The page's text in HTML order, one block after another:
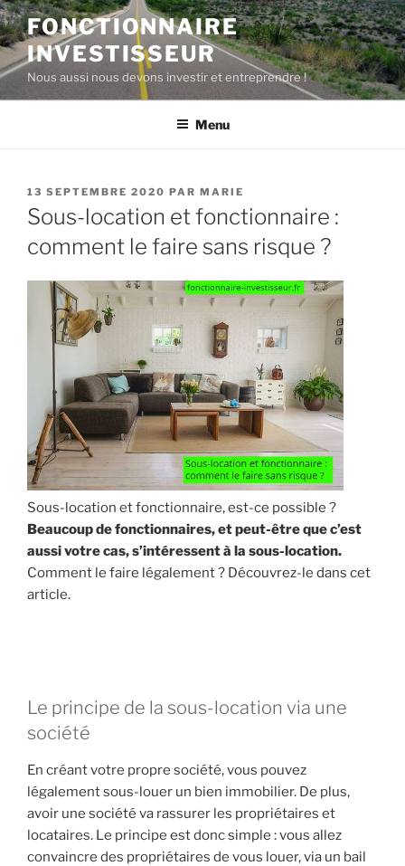
Aller
au
contenu
principal
FONCTIONNAIRE
INVESTISSEUR
Nous aussi nous devons investir et entreprendre !
Menu
PUBLIÉ
LE
13 SEPTEMBRE 2020 PAR MARIE
Sous-location et fonctionnaire :
comment le faire sans risque ?
Sous-location et fonctionnaire, est-ce possible ?
Beaucoup de fonctionnaires, et peut-être que c’est
aussi votre cas, s’intéressent à la sous-location.
Comment le faire légalement ? Découvrez-le dans cet
article.
Le principe de la sous-location via une
société
En créant votre propre société, vous pouvez
légalement sous-louer un bien immobilier. De plus,
avoir une société va rassurer les propriétaires et
locataires. Le principe est donc simple : vous allez
convaincre des propriétaires de vous louer, via un bail